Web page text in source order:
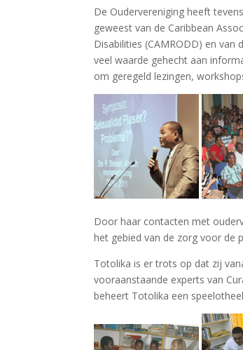
De Oudervereniging heeft
geweest van de Caribbean
Disabilities (CAMRODD) en
veel waarde gehecht aan
om geregeld lezingen,
Door haar contacten met
het gebied van de zorg voor de
Totolika is er trots op dat zij
vooraanstaande experts van
beheert Totolika een